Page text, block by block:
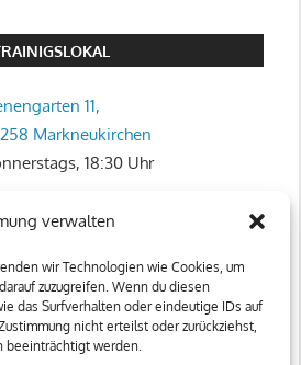
verwalten
wir Technologien wie Cookies, um
zuzugreifen. Wenn du diesen
das Surfverhalten oder eindeutige IDs auf
nicht erteilst oder zurückziehst,
beeinträchtigt werden.
11,
Markneukirchen
18:30 Uhr